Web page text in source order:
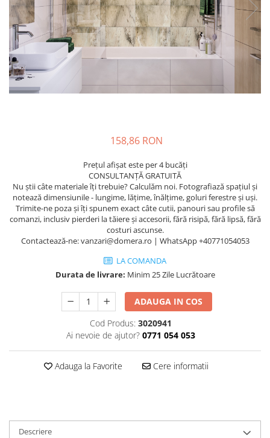
158,86 RON
Prețul afișat este per 4 bucăți
CONSULTANȚĂ GRATUITĂ
Nu știi câte materiale îți trebuie? Calculăm noi. Fotografiază spațiul și
notează dimensiunile - lungime, lățime, înălțime, goluri ferestre și uși.
Trimite-ne poza și îți spunem exact câte cutii, panouri sau profile să
comanzi, inclusiv pierderi la tăiere și accesorii, fără risipă, fără lipsă, fără
costuri ascunse.
Contactează-ne: vanzari@domera.ro | WhatsApp +40771054053
LA COMANDA
Durata de livrare: Minim 25 Zile Lucrătoare
ADAUGA IN COS
Cod Produs: 3020941
Ai nevoie de ajutor? 0771 054 053
Adauga la Favorite Cere informatii
Descriere